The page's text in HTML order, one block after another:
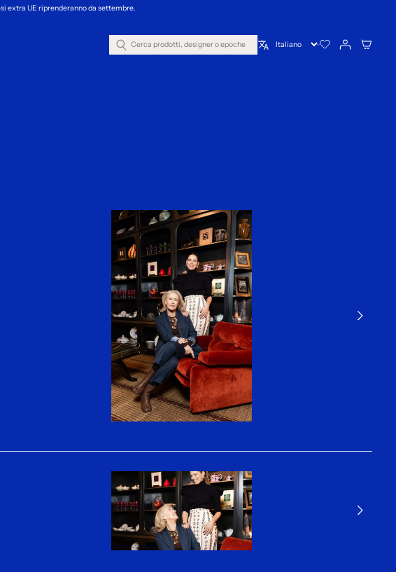
extra UE riprenderanno da settembre.
Cerca prodotti, designer o epoche